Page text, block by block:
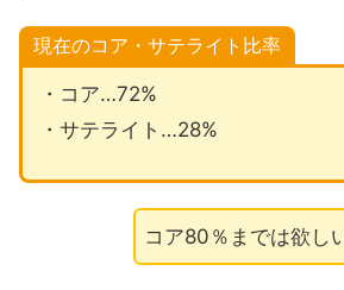
現在のコア・サテライト比率
・コア…72%
・サテライト…28%
コア80％までは欲し